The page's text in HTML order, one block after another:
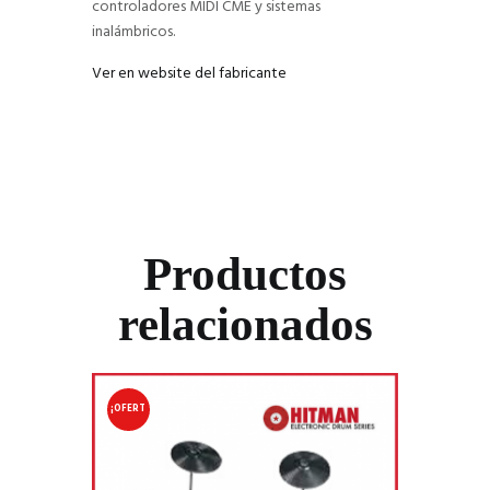
controladores MIDI CME y sistemas
inalámbricos.
Ver en website del fabricante
Productos
relacionados
¡OFERT